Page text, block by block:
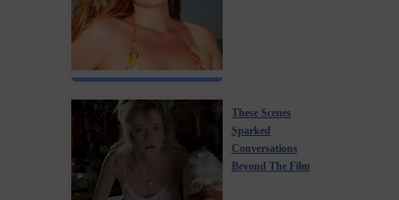
These Scenes
Sparked
Conversations
Beyond The Film